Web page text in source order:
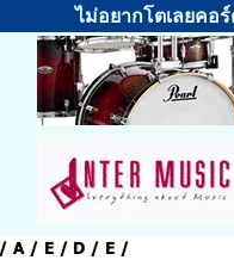
ไม่อยากโตเลยคอ